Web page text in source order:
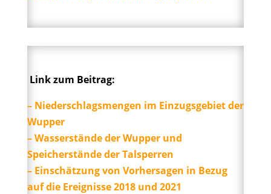
Link zum Beitrag:
– Niederschlagsmengen im Einzugsgebiet der
Wupper
– Wasserstände der Wupper und
Speicherstände der Talsperren
– Einschätzung von Vorhersagen in Bezug
auf die Ereignisse 2018 und 2021